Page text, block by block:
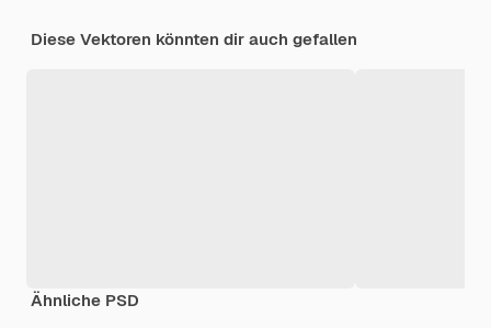
Diese Vektoren könnten dir auch gefallen
Ähnliche PSD